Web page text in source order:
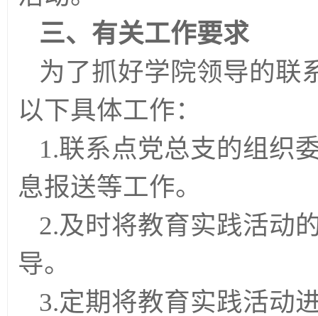
三、有关工作要求
为了抓好学院领导的联
以下具体工作：
1.联系点党总支的组织
息报送等工作。
2.及时将教育实践活动
导。
3.定期将教育实践活动